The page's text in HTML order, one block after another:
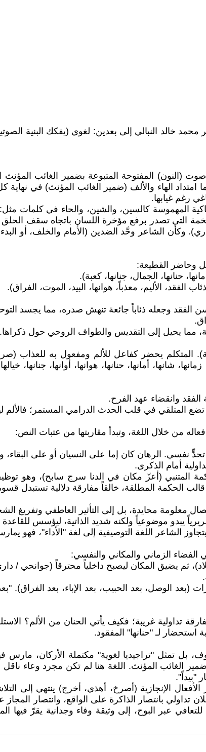
محمد خالد النبالي إلى بعدين: لغوي (يفكك البنية
(النون) المفتوحة المتبوعة بضمير الغائب
امتداد الهاء والألف (ضمير الغائب المؤنث) في
رغم غيابها.
المهموسة كالسين، والشين، والحاء في كلمات
التي تصدر برفع مؤخرة اللسان باتجاه سقف
وكأن الشاعر وحَّد الضدين (الأمام والخلف، أو البدء
وحاضر القطيعة:
حنانها، الجمال، جنانها، كعبة).
الأليم، معذباً، هوانها، البيد، الموت، الفراق).
الفقد وجعله ذئاباً جائعة تنهش صدره، مما يجسد
مما يحيل إلى التقديس والطواف الروحي حول ذكراها.
المتكلم يحضر كفاعل للألم ومفعول به للعذاب
شانها، أمانها، حنانها، هوانها، أوانها، جنانها،
وانقضاء عهد الفرح.
تضع المتلقي في قلب الحدث الدرامي المستمر؛
من خلال اللغة، وتبدأ مقاربتها من عتبات النص:
نفسي. الرهان كان إما على النسيان أو على
أمام الذكرى.
المتنبي (أعزّ مكان في الدنا سرج سابح)، وهو
الحكمة المطلقة، خالقاً مفارقة دلالية تستبدل
معلومة محايدة، بل إلى التأثير العاطفي وتفريغ
يبدو موضوعياً ولكنه شديد الذاتية، ليؤسس للقاعدة
الشاعر اللغة التوصيفية إلى لغة "الأداء"، فهو
الفضاء الزماني والمكاني والنفسي:
ثم يضيق المكان ليصبح داخلياً محترقاً (جوانحي /
(بعد الوصل، بعد الحبيب، بعد الإباء، بعد
تداولية غريبة؛ فكيف يأتي الحنان من الألم؟
استحضار لـ "حنانها" المفقود.
بل تمثل "تراجيديا لغوية" مكتملة الأركان،
الغائب المؤنث. اللغة هنا لم تكن مجرد وعاء
"بيداً".
الإنجازية (أصرخ، أهذي، أخرج) ينتهي إلى
بانتصار الذاكرة على الواقع، وانتصار
عبر البوح، إلى وثيقة وفاء وجدانية يقرّ